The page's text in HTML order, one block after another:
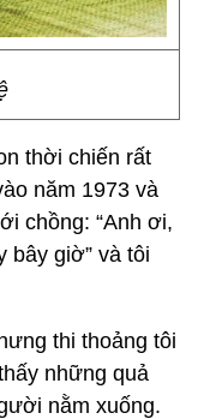
thời chiến rất
năm 1973 và
chồng: “Anh ơi,
bây giờ” và tôi
thi thoảng tôi
những quả
nằm xuống.